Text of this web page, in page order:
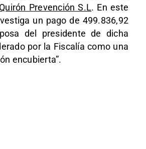
Prevención S.L. En este
un pago de 499.836,92
del presidente de dicha
por la Fiscalía como una
encubierta”.